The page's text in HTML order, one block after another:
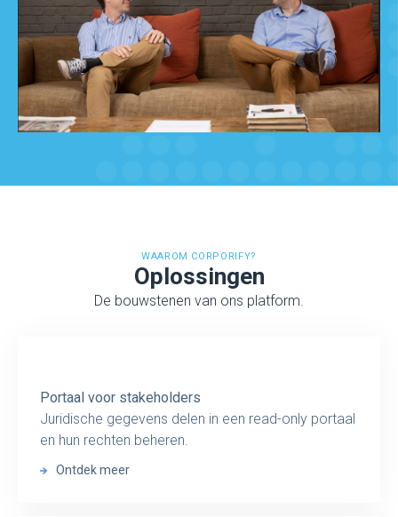
WAAROM CORPORIFY?
Oplossingen
De bouwstenen van ons platform.
Portaal voor stakeholders
Juridische gegevens delen in een read-only portaal
en hun rechten beheren.
Ontdek meer